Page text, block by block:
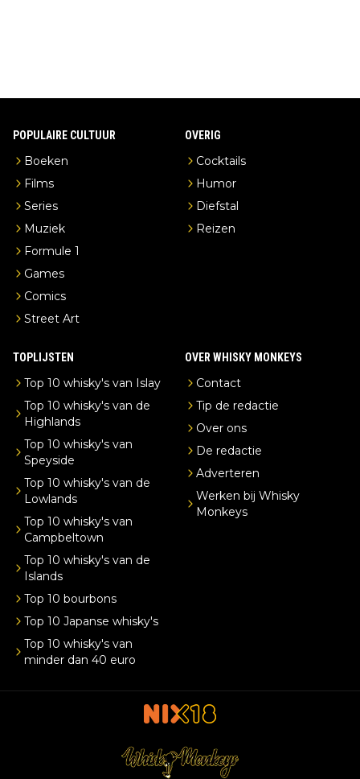
POPULAIRE CULTUUR
Boeken
Films
Series
Muziek
Formule 1
Games
Comics
Street Art
OVERIG
Cocktails
Humor
Diefstal
Reizen
TOPLIJSTEN
Top 10 whisky's van Islay
Top 10 whisky's van de
Highlands
Top 10 whisky's van
Speyside
Top 10 whisky's van de
Lowlands
Top 10 whisky's van
Campbeltown
Top 10 whisky's van de
Islands
Top 10 bourbons
Top 10 Japanse whisky's
Top 10 whisky's van
minder dan 40 euro
OVER WHISKY MONKEYS
Contact
Tip de redactie
Over ons
De redactie
Adverteren
Werken bij Whisky
Monkeys